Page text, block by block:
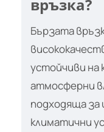
връзка?
Бързата
устойчиви на
атмосферни
подходяща за
климатични